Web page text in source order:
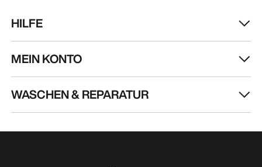
HILFE
MEIN KONTO
WASCHEN & REPARATUR